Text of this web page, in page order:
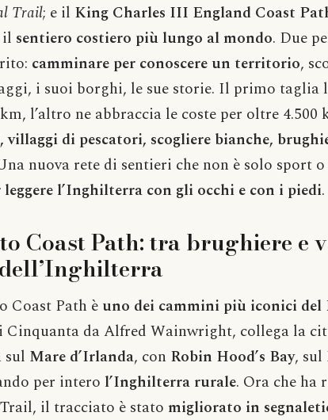
Trail; e il King Charles III England Coast
il sentiero costiero più lungo al mondo. Due
camminare per conoscere un territorio,
i suoi borghi, le sue storie. Il primo taglia
l’altro ne abbraccia le coste per oltre 4.500
villaggi di pescatori, scogliere bianche,
nuova rete di sentieri che non è solo sport
leggere l’Inghilterra con gli occhi e con i piedi.
Coast Path: tra brughiere e
Coast Path è uno dei cammini più iconici del
Cinquanta da Alfred Wainwright, collega la
sul Mare d’Irlanda, con Robin Hood’s Bay, sul
per intero l’Inghilterra rurale. Ora che ha
il tracciato è stato migliorato in